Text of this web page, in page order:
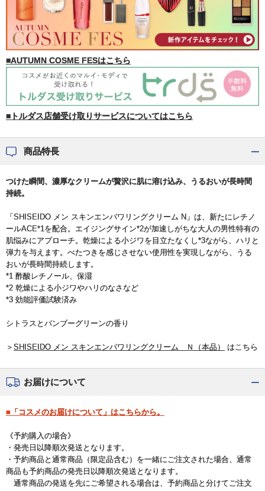
■AUTUMN COSME FESはこちら
■トルダス店舗受け取りサービスについてはこちら
商品特長
つけた瞬間、濃厚なクリームが贅沢に肌に溶け込み、うるおいが長時間
持続。
「SHISEIDO メン スキンエンパワリングクリーム N」は、新たにレチノ
ールACE*1を配合。エイジングサイン*2が加速しがちな大人の男性特有の
肌悩みにアプローチ。乾燥による小ジワを目立たなくし*3ながら、ハリと
弾力を与えます。べたつきを感じさせない使用性を実現しながら、うる
おいが長時間持続します。
*1 酢酸レチノール、保湿
*2 乾燥による小ジワやハリのなさなど
*3 効能評価試験済み
シトラスとバンブーグリーンの香り
＞ SHISEIDO メン スキンエンパワリングクリーム Ｎ（本品） はこちら
お届けについて
■「コスメのお届けについて」はこちらから。
《予約購入の場合》
・発売日以降順次発送となります。
・予約商品と通常商品（限定品含む）を一緒にご注文された場合、通常
商品も予約商品の発売日以降順次発送となります。
通常商品の発送を先にご希望される場合は、予約商品と分けてご注文